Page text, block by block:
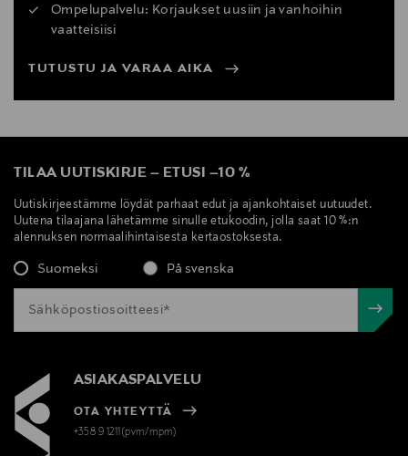
Ompelupalvelu: Korjaukset uusiin ja vanhoihin
vaatteisiisi
TUTUSTU JA VARAA AIKA
TILAA UUTISKIRJE – ETUSI –10 %
Uutiskirjeestämme löydät parhaat edut ja ajankohtaiset uutuudet.
Uutena tilaajana lähetämme sinulle etukoodin, jolla saat 10 %:n
alennuksen normaalihintaisesta kertaostoksesta.
Suomeksi På svenska
ASIAKASPALVELU
OTA YHTEYTTÄ
+358 9 1211(pvm/mpm)